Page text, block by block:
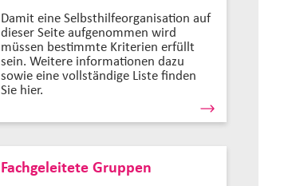
Damit eine Selbsthilfeorganisation auf
dieser Seite aufgenommen wird
müssen bestimmte Kriterien erfüllt
sein. Weitere informationen dazu
sowie eine vollständige Liste finden
Sie hier.
Fachgeleitete Gruppen